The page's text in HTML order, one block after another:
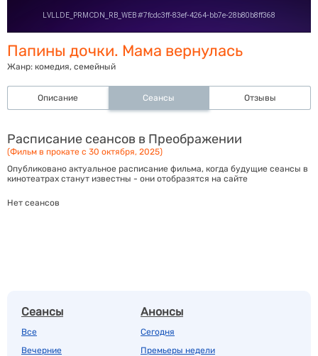
Папины дочки. Мама вернулась
Жанр: комедия, семейный
Описание Сеансы Отзывы
Расписание сеансов в Преображении
(Фильм в прокате с 30 октября, 2025)
Опубликовано актуальное расписание фильма, когда будущие сеансы в
кинотеатрах станут известны - они отобразятся на сайте
Нет сеансов
Сеансы
Все
Вечерние
Анонсы
Сегодня
Премьеры недели